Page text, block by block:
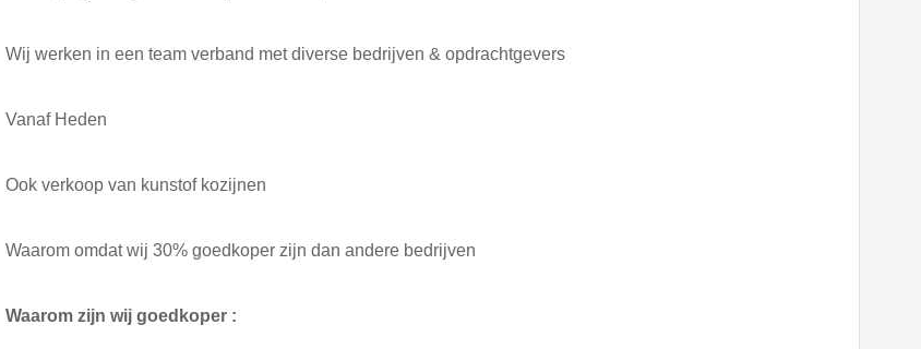
Wij werken in een team verband met diverse bedrijven & opdrachtgevers
Vanaf Heden
Ook verkoop van kunstof kozijnen
Waarom omdat wij 30% goedkoper zijn dan andere bedrijven
Waarom zijn wij goedkoper :